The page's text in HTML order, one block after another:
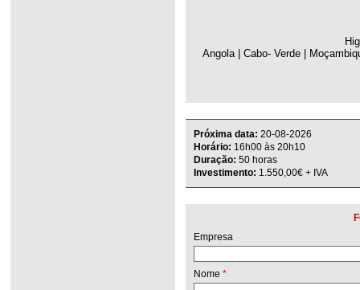
Angola | Cabo- Verde |
Próxima data: 20-08-2026
Horário: 16h00 às 20h10
Duração: 50 horas
Investimento: 1.550,00€ + IVA
Empresa
Nome *